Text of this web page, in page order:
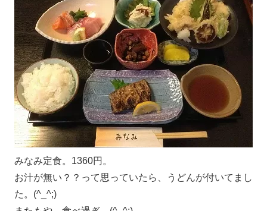
みなみ定食。1360円。
お汁が無い？？って思っていたら、うどんが付いてまし
た。(^_^;)